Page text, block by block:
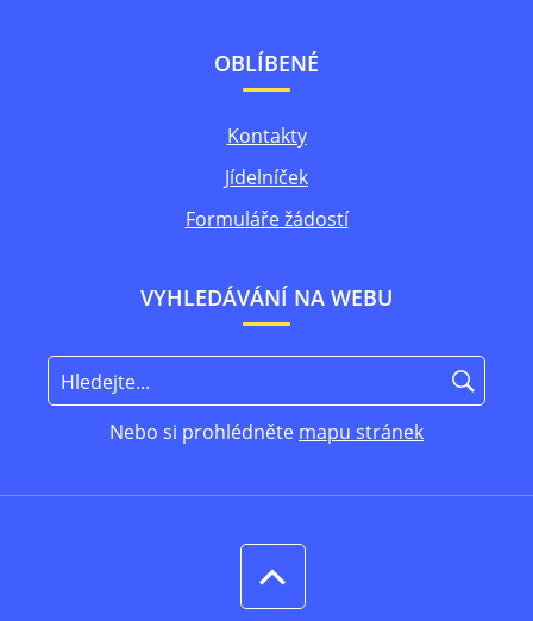
OBLÍBENÉ
Kontakty
Jídelníček
Formuláře žádostí
VYHLEDÁVÁNÍ NA WEBU
Nebo si prohlédněte mapu stránek